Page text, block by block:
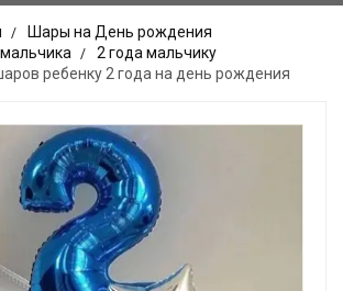
Шары на День рождения
2 года мальчику
ребенку 2 года на день рождения